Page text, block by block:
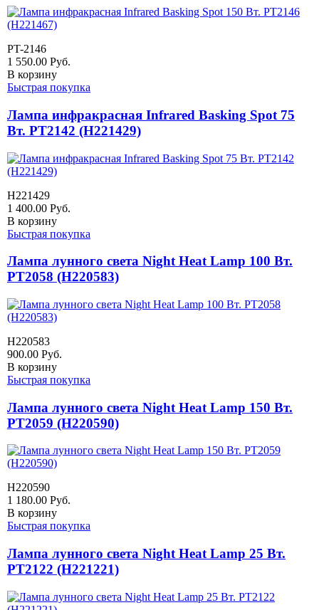
PT-2146
1 550.00 Руб.
В корзину
Быстрая покупка
Лампа инфракрасная Infrared Basking Spot 75
Вт. PT2142 (H221429)
H221429
1 400.00 Руб.
В корзину
Быстрая покупка
Лампа лунного света Night Heat Lamp 100 Вт.
PT2058 (H220583)
H220583
900.00 Руб.
В корзину
Быстрая покупка
Лампа лунного света Night Heat Lamp 150 Вт.
PT2059 (H220590)
H220590
1 180.00 Руб.
В корзину
Быстрая покупка
Лампа лунного света Night Heat Lamp 25 Вт.
PT2122 (H221221)